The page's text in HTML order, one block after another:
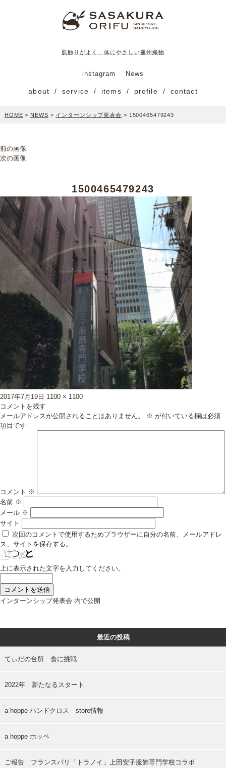
肌触りがよく、体にやさしい播州織物
instagram News
about service items profile contact
HOME > NEWS > インターンシップ発表会 > 1500465479243
前の画像
次の画像
1500465479243
投
稿
日:
2017年7月19日 フ
サ
1100 × 1100
コメントを残す
メールアドレスが公開されることはありません。
※ が付いている欄は必須
項目です
コメント ※
名前 ※
メール ※
サイト
次回のコメントで使用するためブラウザーに自分の名前、メールアドレ
ス、サイトを保存する。
上に表示された文字を入力してください。
投
ビ
ー
シ
インターンシップ発表会 内で公開
最近の投稿
てぃだの台所 食に挑戦
2022年 新たなるスタート
a hoppe ハンドクロス store情報
a hoppe ホッペ
ご報告 フランスパリ「トラノイ」上田安子服飾専門学校コラボ